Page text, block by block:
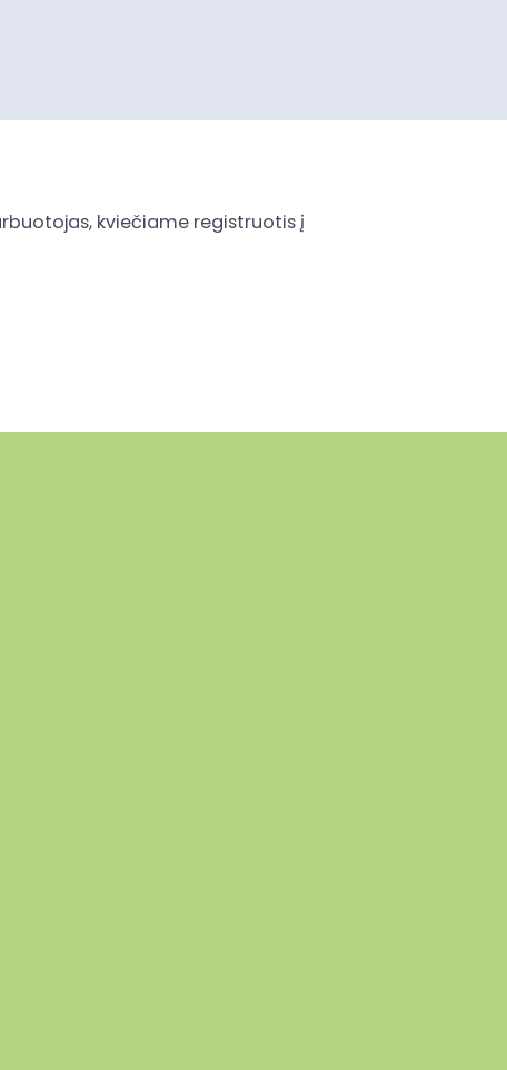
kviečiame registruotis į